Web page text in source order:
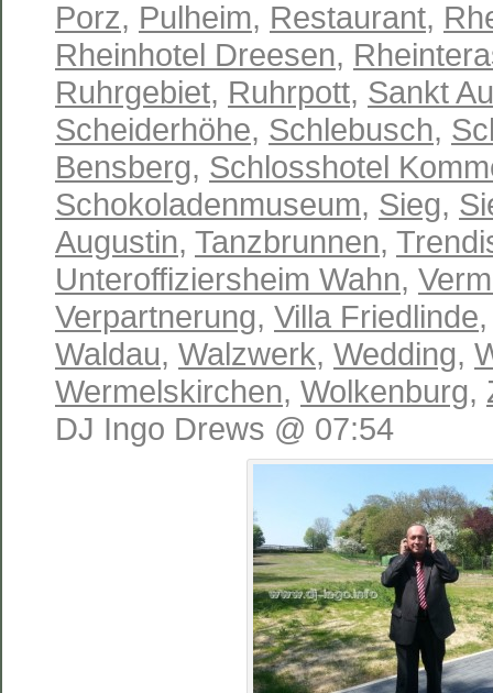
Porz, Pulheim, Restaurant,
Rheinhotel Dreesen,
Ruhrgebiet, Ruhrpott, Sankt
Scheiderhöhe, Schlebusch,
Bensberg, Schlosshotel
Schokoladenmuseum, Sieg,
Augustin, Tanzbrunnen,
Unteroffiziersheim Wahn,
Verpartnerung, Villa Friedlinde
Waldau, Walzwerk, Wedding,
Wermelskirchen, Wolkenburg,
DJ Ingo Drews @ 07:54